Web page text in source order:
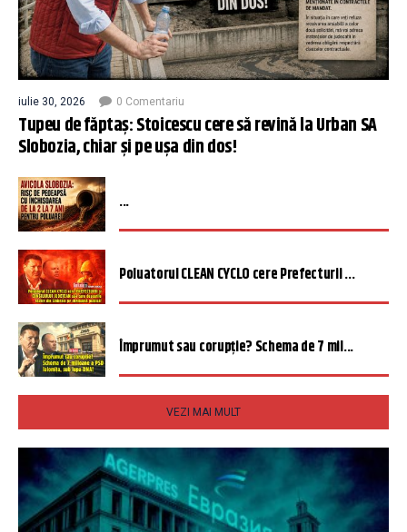
iulie 30, 2026 0 Comentariu
Tupeu de făptaș: Stoicescu cere să revină la Urban SA
Slobozia, chiar și pe ușa din dos!
...
Poluatorul CLEAN CYCLO cere Prefecturii ...
Împrumut sau corupție? Schema de 7 mil...
VEZI MAI MULT